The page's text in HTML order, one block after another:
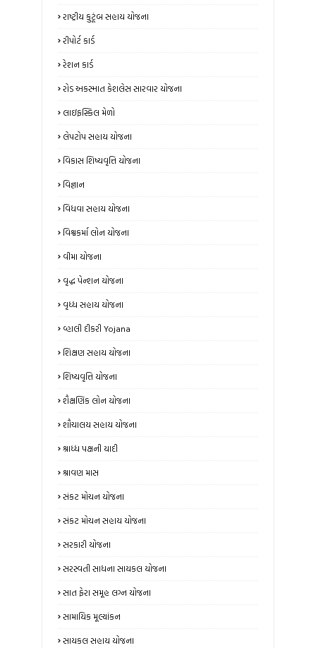
રાષ્ટ્રીય કુટૂંબ સહાય યોજના
રીપોર્ટ કાર્ડ
રેશન કાર્ડ
રોડ અકસ્માત કેશલેસ સારવાર યોજના
લાઇફસ્કિલ મેળો
લેપટોપ સહાય યોજના
વિકાસ શિષ્યવૃત્તિ યોજના
વિજ્ઞાન
વિધવા સહાય યોજના
વિશ્વકર્મા લોન યોજના
વીમા યોજના
વૃદ્ધ પેન્શન યોજના
વૃધ્ધ સહાય યોજના
વ્હાલી દીકરી Yojana
શિક્ષણ સહાય યોજના
શિષ્યવૃત્તિ યોજના
શૈક્ષણિક લોન યોજના
શૌચાલય સહાય યોજના
શ્રાધ્ધ પક્ષની યાદી
શ્રાવણ માસ
સંકટ મોચન યોજના
સંકટ મોચન સહાય યોજના
સરકારી યોજના
સરસ્વતી સાધના સાયકલ યોજના
સાત ફેરા સમૂહ લગ્ન યોજના
સામાયિક મૂલ્યાંકન
સાયકલ સહાય યોજના